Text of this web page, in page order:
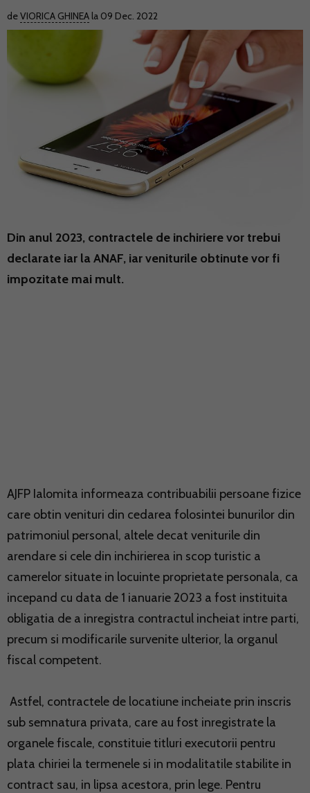
deVIORICA GHINEA la 09 Dec. 2022
Din anul 2023, contractele de inchiriere vor trebui
declarate iar la ANAF, iar veniturile obtinute vor fi
impozitate mai mult.
AJFP Ialomita informeaza contribuabilii persoane fizice
care obtin venituri din cedarea folosintei bunurilor din
patrimoniul personal, altele decat veniturile din
arendare si cele din inchirierea in scop turistic a
camerelor situate in locuinte proprietate personala, ca
incepand cu data de 1 ianuarie 2023 a fost instituita
obligatia de a inregistra contractul incheiat intre parti,
precum si modificarile survenite ulterior, la organul
fiscal competent.
Astfel, contractele de locatiune incheiate prin inscris
sub semnatura privata, care au fost inregistrate la
organele fiscale, constituie titluri executorii pentru
plata chiriei la termenele si in modalitatile stabilite in
contract sau, in lipsa acestora, prin lege. Pentru